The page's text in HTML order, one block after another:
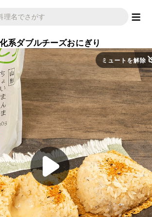
系ダブルチーズおにぎり
ミュートを解除